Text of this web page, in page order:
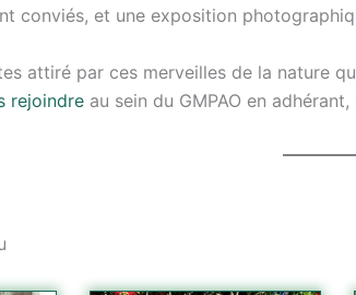
conviés, et une exposition
attiré par ces merveilles de la nature
rejoindre au sein du GMPAO en